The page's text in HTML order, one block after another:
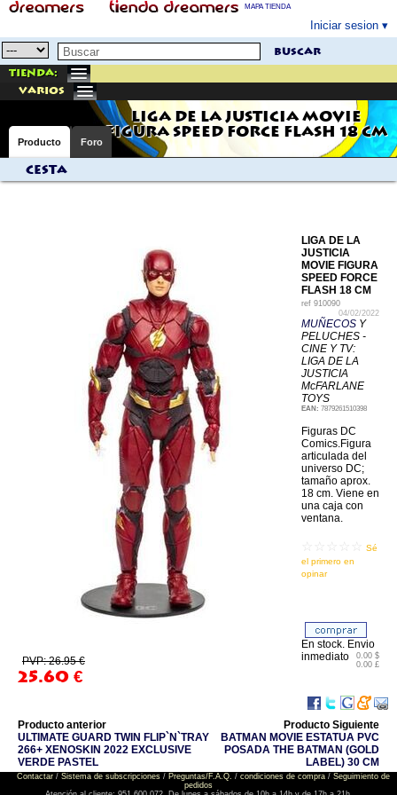
MAPA TIENDA
Iniciar sesion
buscar
Tienda:
varios
LIGA DE LA JUSTICIA MOVIE
FIGURA SPEED FORCE FLASH 18 CM
Producto Foro
Cesta
LIGA DE LA
JUSTICIA
MOVIE FIGURA
SPEED FORCE
FLASH 18 CM
ref 910090
04/02/2022
MUÑECOS Y
PELUCHES -
CINE Y TV:
LIGA DE LA
JUSTICIA
McFARLANE
TOYS
EAN: 7879261510398
Figuras DC
Comics.Figura
articulada del
universo DC;
tamaño aprox.
18 cm. Viene en
una caja con
ventana.
Sé
el primero en
opinar
PVP: 26.95 €
25.60 €
0.00 $
0.00 £
En stock. Envio
inmediato
Producto anterior
ULTIMATE GUARD TWIN FLIP`N`TRAY
266+ XENOSKIN 2022 EXCLUSIVE
VERDE PASTEL
Producto Siguiente
BATMAN MOVIE ESTATUA PVC
POSADA THE BATMAN (GOLD
LABEL) 30 CM
Contactar/ Sistema de subscripciones/ Preguntas/F.A.Q. / condiciones de compra/ Seguimiento de
pedidos